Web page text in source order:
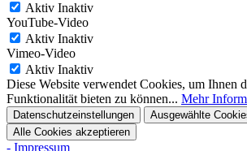
Aktiv Inaktiv
YouTube-Video
Aktiv Inaktiv
Vimeo-Video
Aktiv Inaktiv
Diese Website verwendet Cookies, um Ihnen
Funktionalität bieten zu können... Mehr
Datenschutzeinstellungen
Ausgewählte
Alle Cookies akzeptieren
- Impressum